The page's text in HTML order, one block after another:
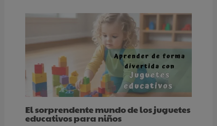
El sorprendente mundo de los juguetes
educativos para niños